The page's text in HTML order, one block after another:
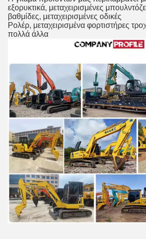
εξορυκτικά, μεταχειρισμένες
βαθμίδες, μεταχειρισμένες οδικές
Ρολέρ, μεταχειρισμένα φορτιστήρες
πολλά άλλα